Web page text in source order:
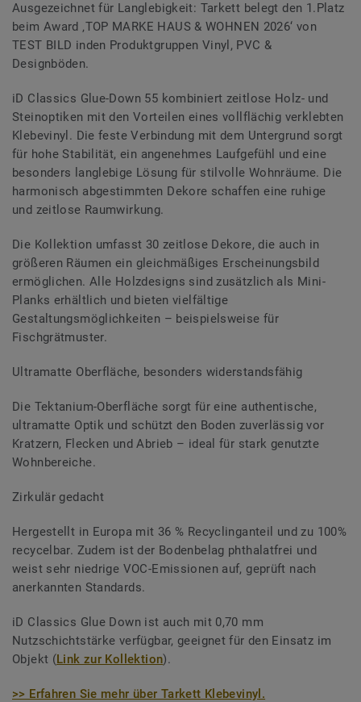
Ausgezeichnet für Langlebigkeit: Tarkett belegt den 1.Platz
beim Award ‚TOP MARKE HAUS & WOHNEN 2026‘ von
TEST BILD inden Produktgruppen Vinyl, PVC &
Designböden.
iD Classics Glue-Down 55 kombiniert zeitlose Holz- und
Steinoptiken mit den Vorteilen eines vollflächig verklebten
Klebevinyl. Die feste Verbindung mit dem Untergrund sorgt
für hohe Stabilität, ein angenehmes Laufgefühl und eine
besonders langlebige Lösung für stilvolle Wohnräume. Die
harmonisch abgestimmten Dekore schaffen eine ruhige
und zeitlose Raumwirkung.
Die Kollektion umfasst 30 zeitlose Dekore, die auch in
größeren Räumen ein gleichmäßiges Erscheinungsbild
ermöglichen. Alle Holzdesigns sind zusätzlich als Mini-
Planks erhältlich und bieten vielfältige
Gestaltungsmöglichkeiten – beispielsweise für
Fischgrätmuster.
Ultramatte Oberfläche, besonders widerstandsfähig
Die Tektanium-Oberfläche sorgt für eine authentische,
ultramatte Optik und schützt den Boden zuverlässig vor
Kratzern, Flecken und Abrieb – ideal für stark genutzte
Wohnbereiche.
Zirkulär gedacht
Hergestellt in Europa mit 36 % Recyclinganteil und zu 100%
recycelbar. Zudem ist der Bodenbelag phthalatfrei und
weist sehr niedrige VOC-Emissionen auf, geprüft nach
anerkannten Standards.
iD Classics Glue Down ist auch mit 0,70 mm
Nutzschichtstärke verfügbar, geeignet für den Einsatz im
Objekt (Link zur Kollektion).
>> Erfahren Sie mehr über Tarkett Klebevinyl.